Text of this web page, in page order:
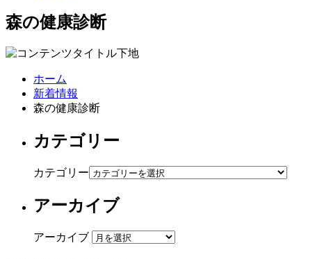
森の健康診断
ホーム
新着情報
森の健康診断
カテゴリー
カテゴリー
アーカイブ
アーカイブ